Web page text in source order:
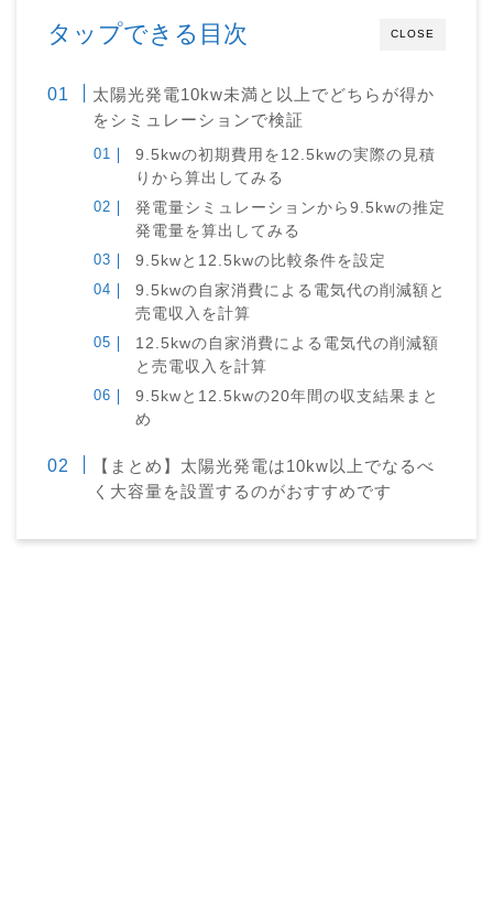
CLOSE
タップできる目次
太陽光発電10kw未満と以上でどちらが得か
をシミュレーションで検証
9.5kwの初期費用を12.5kwの実際の見積
りから算出してみる
発電量シミュレーションから9.5kwの推定
発電量を算出してみる
9.5kwと12.5kwの比較条件を設定
9.5kwの自家消費による電気代の削減額と
売電収入を計算
12.5kwの自家消費による電気代の削減額
と売電収入を計算
9.5kwと12.5kwの20年間の収支結果まと
め
【まとめ】太陽光発電は10kw以上でなるべ
く大容量を設置するのがおすすめです